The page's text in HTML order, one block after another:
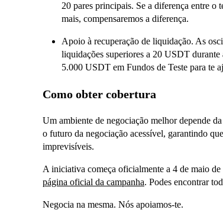
20 pares principais. Se a diferença entre o
mais, compensaremos a diferença.
Apoio à recuperação de liquidação. As
liquidações superiores a 20 USDT durante
5.000 USDT em Fundos de Teste para te
Como obter cobertura
Um ambiente de negociação melhor depende
o futuro da negociação acessível, garantindo
imprevisíveis.
A iniciativa começa oficialmente a 4 de maio de
página oficial da campanha. Podes encontrar
Negocia na mesma. Nós apoiamos-te.